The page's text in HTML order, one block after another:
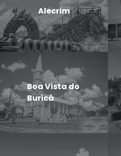
Alecrim
Boa Vista do
Buricá